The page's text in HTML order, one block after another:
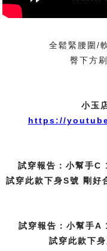
全鬆緊腰圍/
臀下方
小玉
https://
試穿報告：小幫手
試穿此款下身S號 剛好
試穿報告：小幫手
試穿此款下